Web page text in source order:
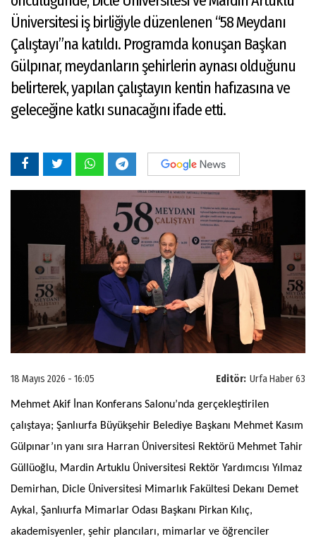
Üniversitesi iş birliğiyle düzenlenen “58 Meydanı
Çalıştayı”na katıldı. Programda konuşan Başkan
Gülpınar, meydanların şehirlerin aynası olduğunu
belirterek, yapılan çalıştayın kentin hafızasına ve
geleceğine katkı sunacağını ifade etti.
Editör: Urfa Haber 63
18 Mayıs 2026 - 16:05
Mehmet Akif İnan Konferans Salonu’nda gerçekleştirilen
çalıştaya; Şanlıurfa Büyükşehir Belediye Başkanı Mehmet Kasım
Gülpınar’ın yanı sıra Harran Üniversitesi Rektörü Mehmet Tahir
Güllüoğlu, Mardin Artuklu Üniversitesi Rektör Yardımcısı Yılmaz
Demirhan, Dicle Üniversitesi Mimarlık Fakültesi Dekanı Demet
Aykal, Şanlıurfa Mimarlar Odası Başkanı Pirkan Kılıç,
akademisyenler, şehir plancıları, mimarlar ve öğrenciler